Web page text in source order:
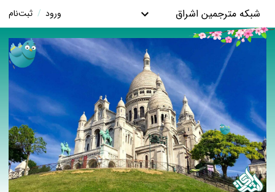
شبکه مترجمین اشراق ورود / ثبت‌نام